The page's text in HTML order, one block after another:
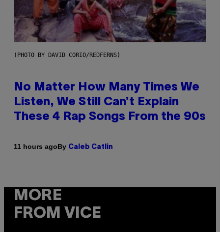
(PHOTO BY DAVID CORIO/REDFERNS)
No Matter How Many Times We
Listen, We Still Can’t Explain
These 4 Rap Songs From the 90s
11 hours agoBy Caleb Catlin
MORE
FROM VICE